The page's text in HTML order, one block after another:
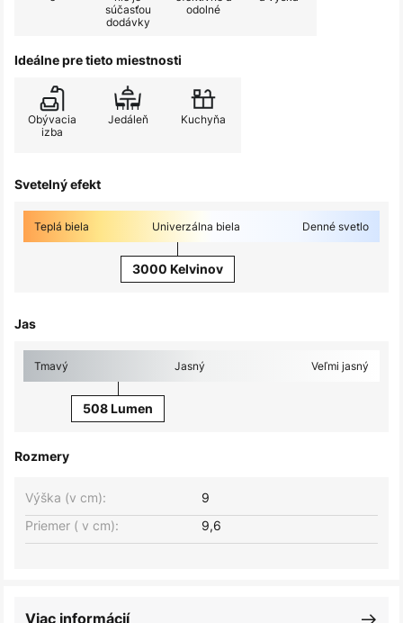
súčasťou
dodávky
odolné
Ideálne pre tieto miestnosti
Obývacia
izba
Jedáleň Kuchyňa
Svetelný efekt
Teplá biela Univerzálna biela Denné svetlo
3000 Kelvinov
Jas
Tmavý Jasný Veľmi jasný
508 Lumen
Rozmery
Výška (v cm):
9
Priemer ( v cm):
9,6
Viac informácií